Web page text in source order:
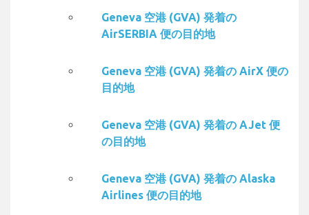
Geneva 空港 (GVA) 発着の
AirSERBIA 便の目的地
Geneva 空港 (GVA) 発着の AirX 便の
目的地
Geneva 空港 (GVA) 発着の AJet 便
の目的地
Geneva 空港 (GVA) 発着の Alaska
Airlines 便の目的地